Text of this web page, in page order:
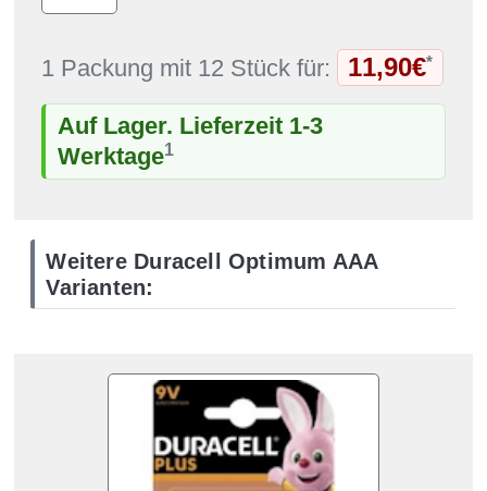
1 Packung mit 12 Stück für: 11,90€*
Auf Lager. Lieferzeit 1-3
Werktage1
Weitere Duracell Optimum AAA
Varianten: